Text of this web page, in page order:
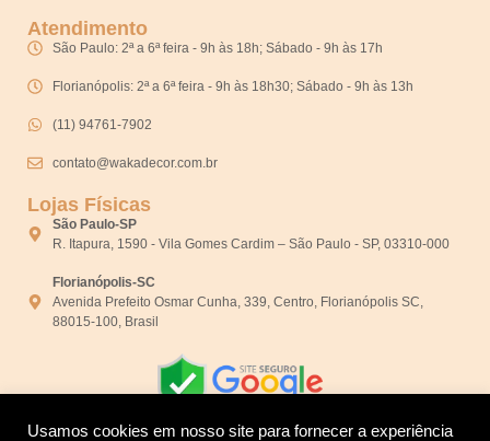
Atendimento
São Paulo: 2ª a 6ª feira - 9h às 18h; Sábado - 9h às 17h
Florianópolis: 2ª a 6ª feira - 9h às 18h30; Sábado - 9h às 13h
(11) 94761-7902
contato@wakadecor.com.br
Lojas Físicas
São Paulo-SP
R. Itapura, 1590 - Vila Gomes Cardim – São Paulo - SP, 03310-000
Florianópolis-SC
Avenida Prefeito Osmar Cunha, 339, Centro, Florianópolis SC,
88015-100, Brasil
Usamos cookies em nosso site para fornecer a experiência